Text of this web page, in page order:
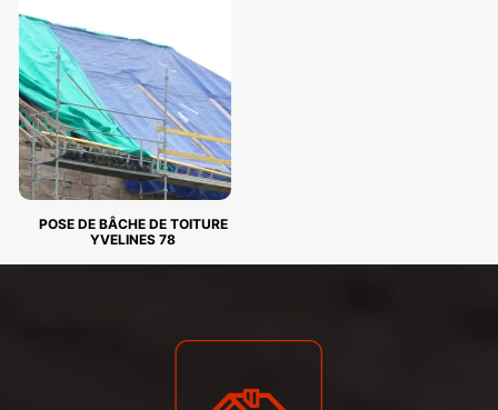
POSE DE BÂCHE DE TOITURE
YVELINES 78